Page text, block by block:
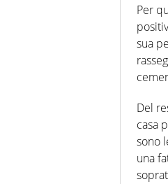
Per
sua
Del
casa
sono
una